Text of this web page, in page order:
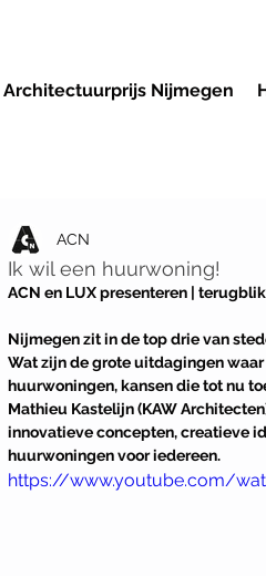
Architectuurprijs Nijmegen
Ik wil een huurwoning!
ACN
ACN en LUX presenteren |
Nijmegen zit in de top drie van
Wat zijn de grote uitdagingen
huurwoningen, kansen die tot nu
Mathieu Kastelijn (KAW
innovatieve concepten, creatieve
huurwoningen voor iedereen.
https://www.youtube.com/